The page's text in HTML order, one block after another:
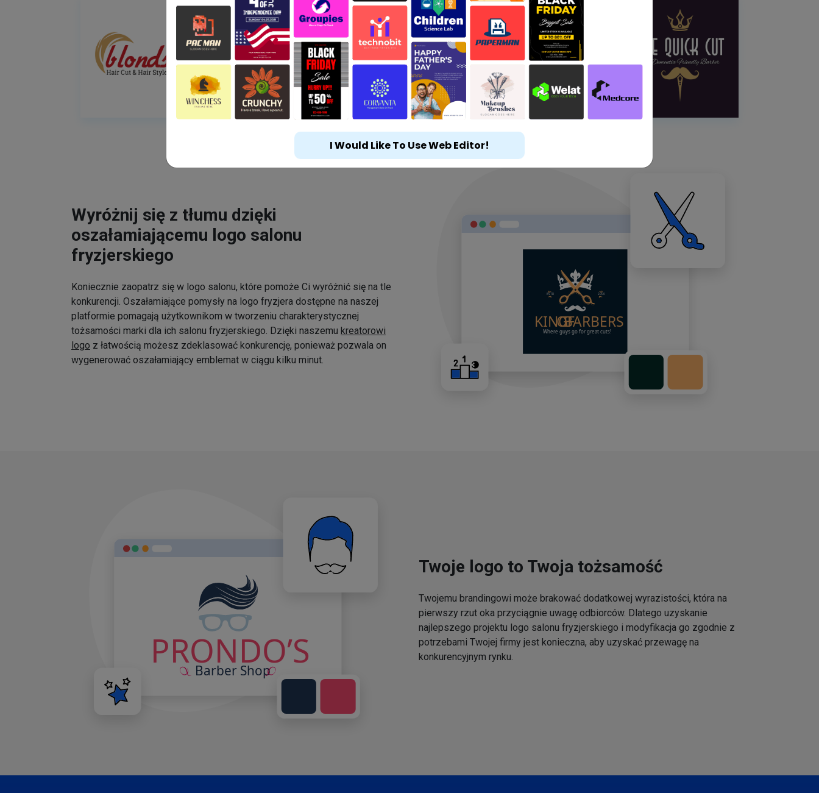
Wyróżnij się z tłumu dzięki
oszałamiającemu logo salonu
fryzjerskiego
Koniecznie zaopatrz się w logo salonu, które pomoże Ci wyróżnić się na tle
konkurencji. Oszałamiające pomysły na logo fryzjera dostępne na naszej
platformie pomagają użytkownikom w tworzeniu charakterystycznej
tożsamości marki dla ich salonu fryzjerskiego. Dzięki naszemu kreatorowi
logo z łatwością możesz zdeklasować konkurencję, ponieważ pozwala on
wygenerować oszałamiający emblemat w ciągu kilku minut.
Twoje logo to Twoja tożsamość
Twojemu brandingowi może brakować dodatkowej wyrazistości, która na
pierwszy rzut oka przyciągnie uwagę odbiorców. Dlatego uzyskanie
najlepszego projektu logo salonu fryzjerskiego i modyfikacja go zgodnie z
potrzebami Twojej firmy jest konieczna, aby uzyskać przewagę na
konkurencyjnym rynku.
I Would Like To Use Web Editor!